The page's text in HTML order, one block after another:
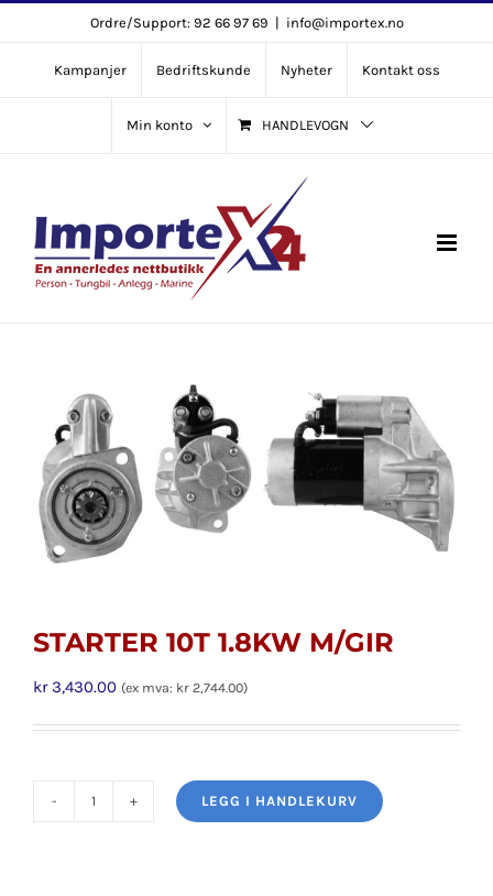
content
Ordre/Support: 92 66 97 69 | info@importex.no
Kampanjer Bedriftskunde Nyheter Kontakt oss
Min konto HANDLEVOGN
STARTER 10T 1.8KW M/GIR
kr3,430.00 (ex mva: kr 2,744.00)
LEGG I HANDLEKURV